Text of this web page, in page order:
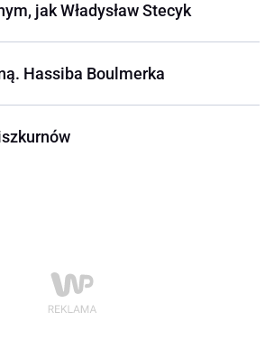
jak Władysław Stecyk
Hassiba Boulmerka